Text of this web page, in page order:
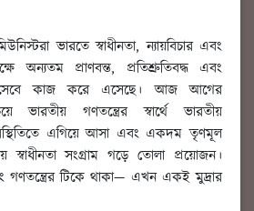
ভারতে স্বাধীনতা, ন্যায়বিচার এবং
অন্যতম প্রাণবন্ত, প্রতিশ্রুতিবদ্ধ এবং
হিসেবে কাজ করে এসেছে। আজ আগের
ভারতীয় গণতন্ত্রের স্বার্থে ভারতীয়
এগিয়ে আসা এবং একদম তৃণমূল
স্বাধীনতা সংগ্রাম গড়ে তোলা প্রয়োজন।
গণতন্ত্রের টিকে থাকা— এখন একই মুদ্রার